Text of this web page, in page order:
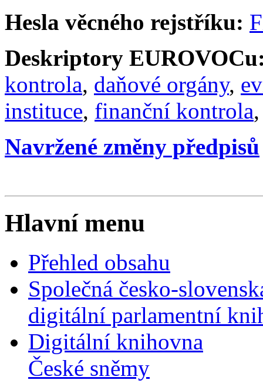
Hesla věcného rejstříku:
Deskriptory
kontrola, daňové orgány,
instituce, finanční kontrola
Navržené změny předpisů
Hlavní menu
Přehled obsahu
Společná česko-
digitální parlamentní
Digitální knihovna
České sněmy